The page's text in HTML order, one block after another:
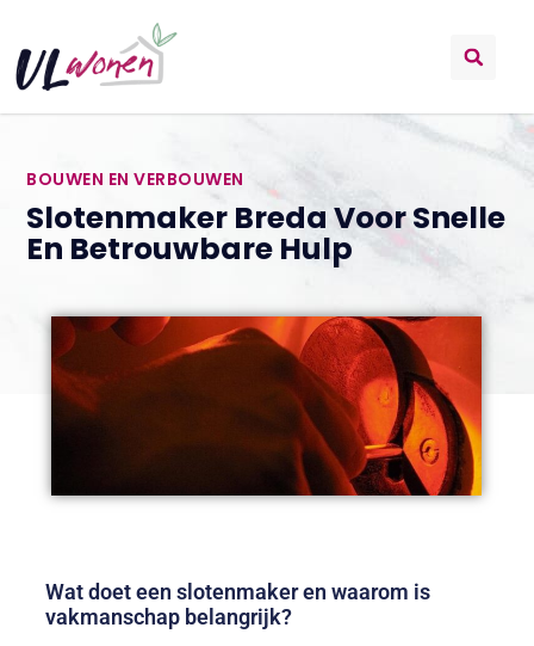
BOUWEN EN VERBOUWEN
Slotenmaker Breda Voor Snelle
En Betrouwbare Hulp
Wat doet een slotenmaker en waarom is
vakmanschap belangrijk?